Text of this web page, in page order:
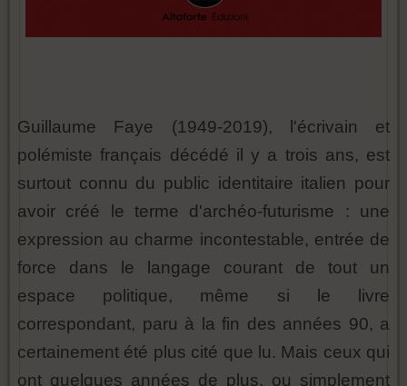
Guillaume Faye (1949-2019), l'écrivain et
polémiste français décédé il y a trois ans, est
surtout connu du public identitaire italien pour
avoir créé le terme d'archéo-futurisme : une
expression au charme incontestable, entrée de
force dans le langage courant de tout un
espace politique, même si le livre
correspondant, paru à la fin des années 90, a
certainement été plus cité que lu. Mais ceux qui
ont quelques années de plus, ou simplement